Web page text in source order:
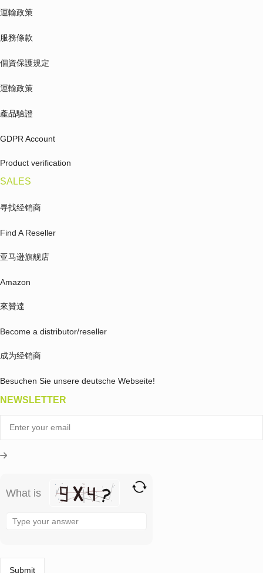
運輸政策
服務條款
個資保護規定
運輸政策
產品驗證
GDPR Account
Product verification
SALES
寻找经销商
Find A Reseller
亚马逊旗舰店
Amazon
來贊達
Become a distributor/reseller
成为经销商
Besuchen Sie unsere deutsche Webseite!
NEWSLETTER
What is
the
the